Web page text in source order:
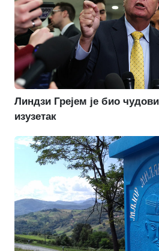
Линдзи Грејем је био
изузетак